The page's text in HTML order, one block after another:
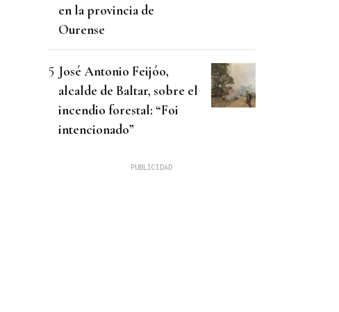
en la provincia de
Ourense
José Antonio Feijóo,
alcalde de Baltar, sobre el
incendio forestal: “Foi
intencionado”